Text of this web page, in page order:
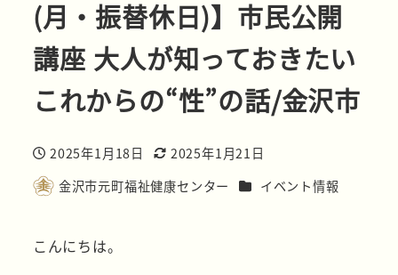
(月・振替休日)】市民公開
講座 大人が知っておきたい
これからの“性”の話/金沢市
投稿日
2025年1月18日
更新日
2025年1月21日
著
金沢市元町福祉健康センター カテゴリー
イベント情報
こんにちは。